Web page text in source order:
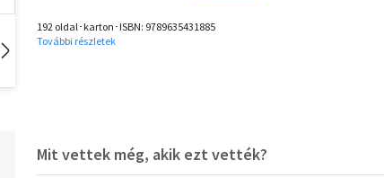
Hangoskönyv
megtudhatjuk, hogy kiknek köszönhetjük mindezt. Az építészek
192 oldal･karton･ISBN: 9789635431885
További részletek
Mit vettek még, akik ezt vették?